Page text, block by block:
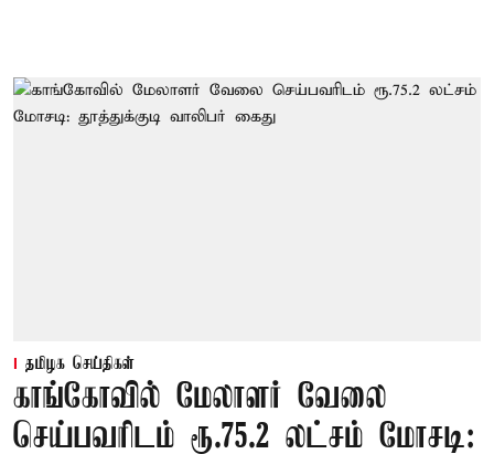
தமிழக செய்திகள்
காங்கோவில் மேலாளர் வேலை
செய்பவரிடம் ரூ.75.2 லட்சம் மோசடி: